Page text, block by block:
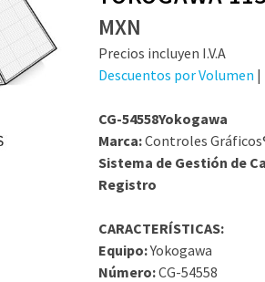
MXN
Precios incluyen I.V.A
Descuentos por Volumen |
CG-54558Yokogawa
Marca:Controles
Sistema de Gestión de
Registro
CARACTERÍSTICAS:
Equipo:Yokogawa
Número:CG-54558